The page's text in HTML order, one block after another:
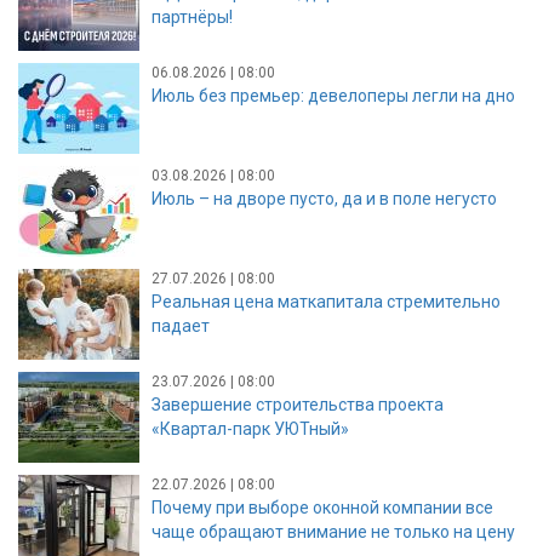
партнёры!
06.08.2026 | 08:00
Июль без премьер: девелоперы легли на дно
03.08.2026 | 08:00
Июль – на дворе пусто, да и в поле негусто
27.07.2026 | 08:00
Реальная цена маткапитала стремительно
падает
23.07.2026 | 08:00
Завершение строительства проекта
«Квартал-парк УЮТный»
22.07.2026 | 08:00
Почему при выборе оконной компании все
чаще обращают внимание не только на цену